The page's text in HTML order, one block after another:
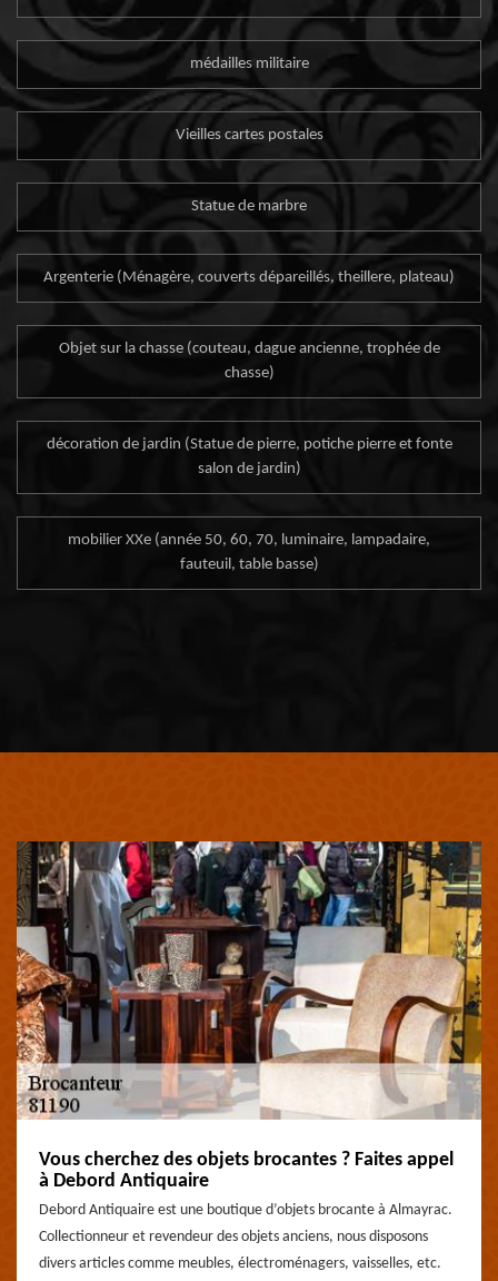
médailles militaire
Vieilles cartes postales
Statue de marbre
Argenterie (Ménagère, couverts dépareillés, theillere, plateau)
Objet sur la chasse (couteau, dague ancienne, trophée de
chasse)
décoration de jardin (Statue de pierre, potiche pierre et fonte
salon de jardin)
mobilier XXe (année 50, 60, 70, luminaire, lampadaire,
fauteuil, table basse)
Vous cherchez des objets brocantes ? Faites appel
à Debord Antiquaire
Debord Antiquaire est une boutique d’objets brocante à Almayrac.
Collectionneur et revendeur des objets anciens, nous disposons
divers articles comme meubles, électroménagers, vaisselles, etc.